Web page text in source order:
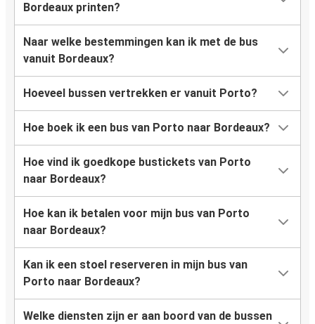
Bordeaux printen?
Naar welke bestemmingen kan ik met de bus
vanuit Bordeaux?
Hoeveel bussen vertrekken er vanuit Porto?
Hoe boek ik een bus van Porto naar Bordeaux?
Hoe vind ik goedkope bustickets van Porto
naar Bordeaux?
Hoe kan ik betalen voor mijn bus van Porto
naar Bordeaux?
Kan ik een stoel reserveren in mijn bus van
Porto naar Bordeaux?
Welke diensten zijn er aan boord van de bussen